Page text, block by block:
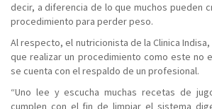
decir, a diferencia de lo que muchos pueden
procedimiento para perder peso.
Al respecto, el nutricionista de la Clinica
que realizar un procedimiento como este no
se cuenta con el respaldo de un profesional.
“Uno lee y escucha muchas recetas de
cumplen con el fin de limpiar el sistema